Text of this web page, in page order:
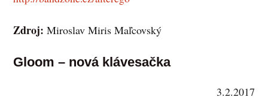
Zdroj: Miroslav Miris Maľcovský
Gloom – nová klávesačka
3.2.2017